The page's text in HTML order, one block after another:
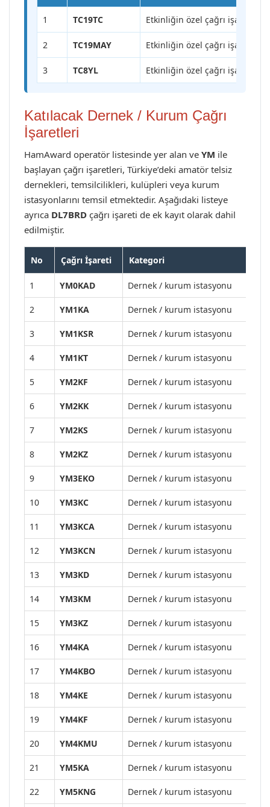
1 TC19TC Etkinliğin özel çağrı işareti
2 TC19MAY Etkinliğin özel çağrı işareti
3 TC8YL Etkinliğin özel çağrı işareti
Katılacak Dernek / Kurum Çağrı
İşaretleri
HamAward operatör listesinde yer alan ve YM ile
başlayan çağrı işaretleri, Türkiye’deki amatör telsiz
dernekleri, temsilcilikleri, kulüpleri veya kurum
istasyonlarını temsil etmektedir. Aşağıdaki listeye
ayrıca DL7BRD çağrı işareti de ek kayıt olarak dahil
edilmiştir.
No Çağrı İşareti Kategori
1 YM0KAD Dernek / kurum istasyonu
2 YM1KA Dernek / kurum istasyonu
3 YM1KSR Dernek / kurum istasyonu
4 YM1KT Dernek / kurum istasyonu
5 YM2KF Dernek / kurum istasyonu
6 YM2KK Dernek / kurum istasyonu
7 YM2KS Dernek / kurum istasyonu
8 YM2KZ Dernek / kurum istasyonu
9 YM3EKO Dernek / kurum istasyonu
10 YM3KC Dernek / kurum istasyonu
11 YM3KCA Dernek / kurum istasyonu
12 YM3KCN Dernek / kurum istasyonu
13 YM3KD Dernek / kurum istasyonu
14 YM3KM Dernek / kurum istasyonu
15 YM3KZ Dernek / kurum istasyonu
16 YM4KA Dernek / kurum istasyonu
17 YM4KBO Dernek / kurum istasyonu
18 YM4KE Dernek / kurum istasyonu
19 YM4KF Dernek / kurum istasyonu
20 YM4KMU Dernek / kurum istasyonu
21 YM5KA Dernek / kurum istasyonu
22 YM5KNG Dernek / kurum istasyonu